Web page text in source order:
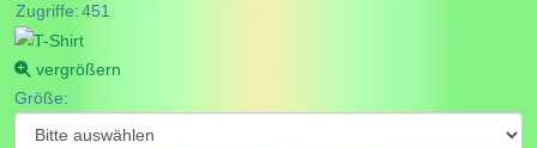
Zugriffe:451
vergrößern
Größe: